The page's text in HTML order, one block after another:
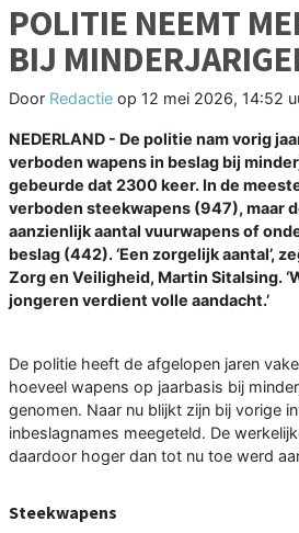
POLITIE NEEMT
BIJ
Door Redactie op 12 mei 2026, 14:52
NEDERLAND - De politie nam vorig
verboden wapens in beslag bij
gebeurde dat 2300 keer. In de
verboden steekwapens (947), maar
aanzienlijk aantal vuurwapens of
beslag (442). ‘Een zorgelijk aantal’,
Zorg en Veiligheid, Martin Sitalsing.
jongeren verdient volle aandacht.’
De politie heeft de afgelopen jaren
hoeveel wapens op jaarbasis bij
genomen. Naar nu blijkt zijn bij vorige
inbeslagnames meegeteld. De
daardoor hoger dan tot nu toe werd
Steekwapens